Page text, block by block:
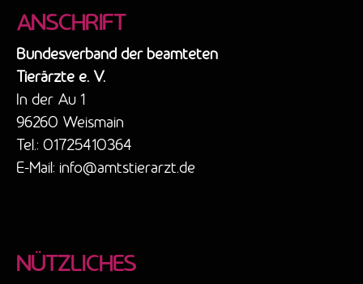
ANSCHRIFT
Bundesverband der beamteten
Tierärzte e. V.
In der Au 1
96260 Weismain
Tel.: 01725410364
E-Mail: info@amtstierarzt.de
NÜTZLICHES